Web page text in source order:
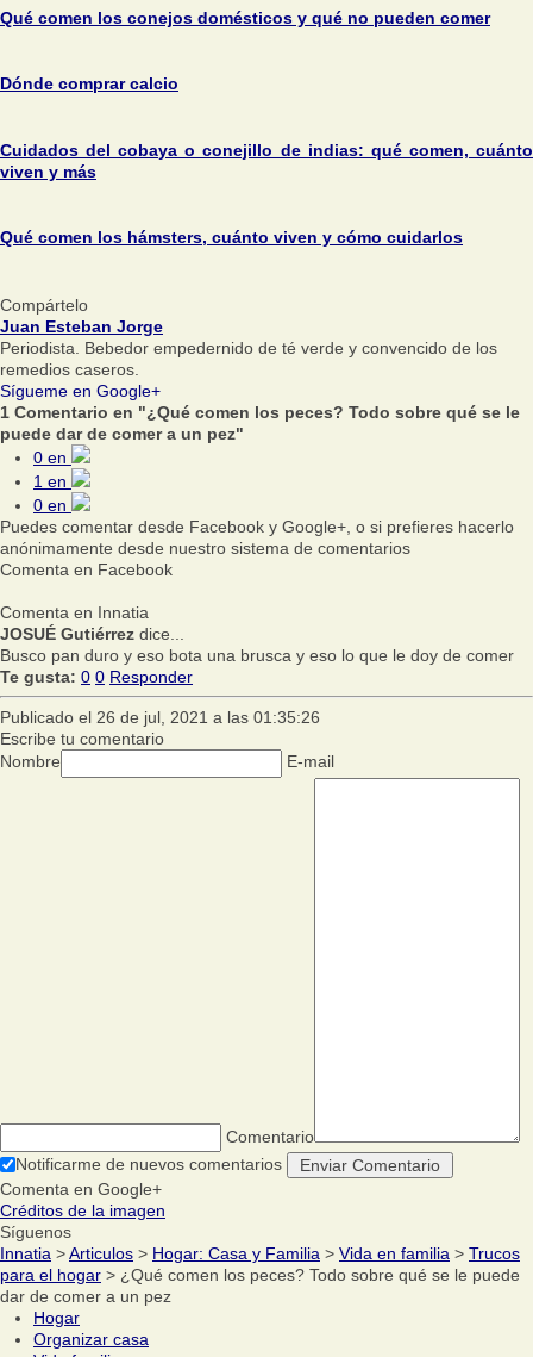
Qué comen los conejos domésticos y qué no pueden comer
Dónde comprar calcio
Cuidados del cobaya o conejillo de indias: qué comen, cuánto
viven y más
Qué comen los hámsters, cuánto viven y cómo cuidarlos
Compártelo
Juan Esteban Jorge
Periodista. Bebedor empedernido de té verde y convencido de los
remedios caseros.
Sígueme en Google+
1 Comentario en "¿Qué comen los peces? Todo sobre qué se le
puede dar de comer a un pez"
0 en
1 en
0 en
Puedes comentar desde Facebook y Google+, o si prefieres hacerlo
anónimamente desde nuestro sistema de comentarios
Comenta en Facebook
Comenta en Innatia
JOSUÉ Gutiérrez dice...
Busco pan duro y eso bota una brusca y eso lo que le doy de comer
Te gusta: 0 0 Responder
Publicado el 26 de jul, 2021 a las 01:35:26
Escribe tu comentario
Nombre
E-mail
Comentario
Notificarme de nuevos comentarios
Comenta en Google+
Créditos de la imagen
Síguenos
Innatia >Articulos > Hogar: Casa y Familia > Vida en familia > Trucos
para el hogar > ¿Qué comen los peces? Todo sobre qué se le puede
dar de comer a un pez
Hogar
Organizar casa